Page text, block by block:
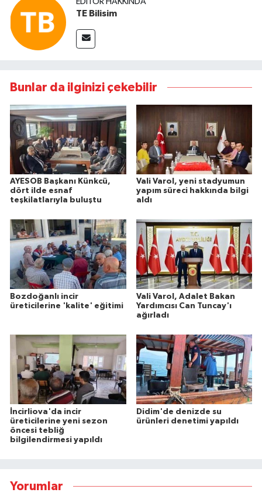
TE Bilisim
Bunlar da ilginizi çekebilir
AYESOB Başkanı Künkcü,
dört ilde esnaf
teşkilatlarıyla buluştu
Vali Varol, yeni stadyumun
yapım süreci hakkında bilgi
aldı
Bozdoğanlı incir
üreticilerine 'kalite' eğitimi
Vali Varol, Adalet Bakan
Yardımcısı Can Tuncay'ı
ağırladı
İncirliova'da incir
üreticilerine yeni sezon
öncesi tebliğ
bilgilendirmesi yapıldı
Didim'de denizde su
ürünleri denetimi yapıldı
Yorumlar